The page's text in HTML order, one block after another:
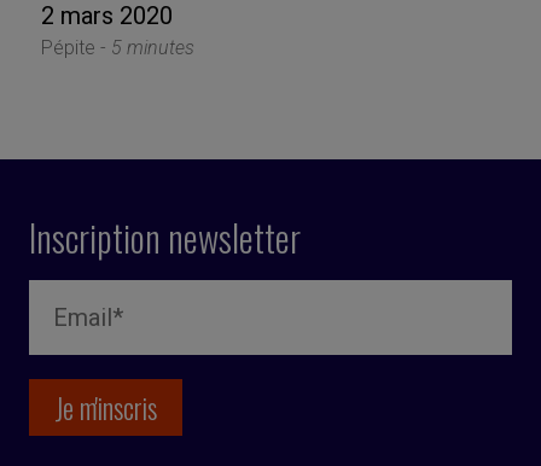
2 mars 2020
Pépite - 5 minutes
Inscription newsletter